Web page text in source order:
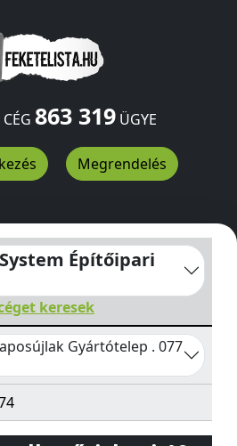
CÉG 863 319ÜGYE
Megrendelés
Kft.Gyártótelep . 077 hrsz.
Építőipari
keresek
Gyártótelep . 077